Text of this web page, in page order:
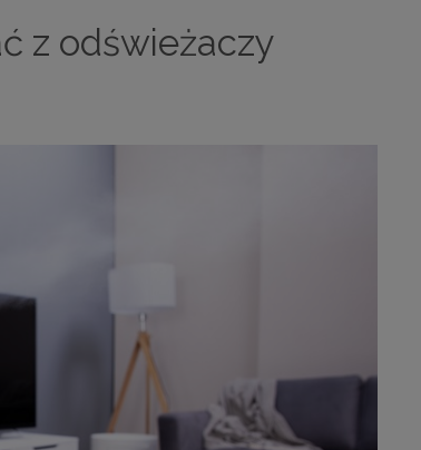
z odświeżaczy